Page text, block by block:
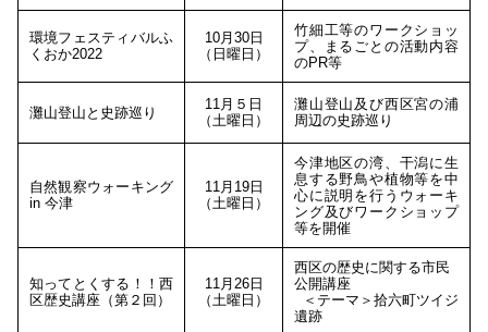
環境フェスティバルふ
くおか2022
10月30日
（日曜日）
竹細工等のワークショッ
プ、まるごとの活動内容
のPR等
灘山登山と史跡巡り
11月５日
（土曜日）
灘山登山及び西区宮の浦
周辺の史跡巡り
自然観察ウォーキング
in 今津
11月19日
（土曜日）
今津地区の湾、干潟に生
息する野鳥や植物等を中
心に説明を行うウォーキ
ング及びワークショップ
等を開催
知ってとくする！！西
区歴史講座（第２回）
11月26日
（土曜日）
西区の歴史に関する市民
公開講座
＜テーマ＞拾六町ツイジ
遺跡